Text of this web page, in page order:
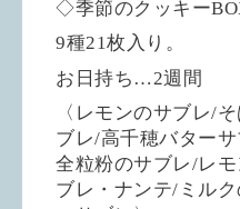
◇季節のクッキー
9種21枚入り。
お日持ち…2週間
〈レモンのサブレ/
ブレ/高千穂バター
全粒粉のサブレ/レ
ブレ・ナンテ/ミル